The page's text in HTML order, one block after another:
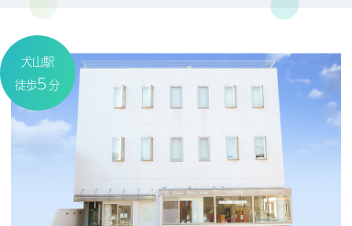
犬山駅
徒歩5分